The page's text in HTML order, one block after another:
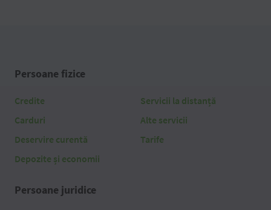
Persoane fizice
Credite
Carduri
Deservire curentă
Depozite și economii
Servicii la distanță
Alte servicii
Tarife
Persoane juridice